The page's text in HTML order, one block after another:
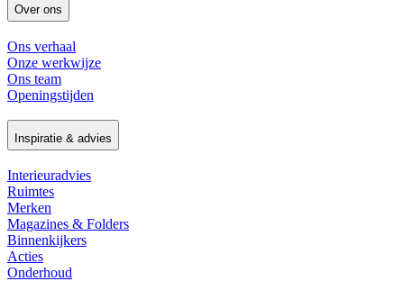
Over ons
Ons verhaal
Onze werkwijze
Ons team
Openingstijden
Inspiratie & advies
Interieuradvies
Ruimtes
Merken
Magazines & Folders
Binnenkijkers
Acties
Onderhoud